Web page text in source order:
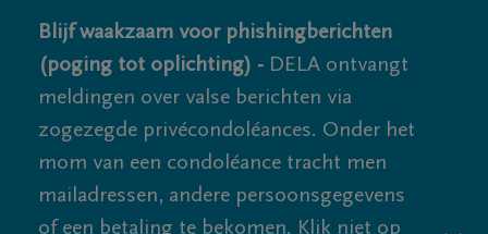
Blijf waakzaam voor phishingberichten
(poging tot oplichting) - DELA ontvangt
meldingen over valse berichten via
zogezegde privécondoléances. Onder het
mom van een condoléance tracht men
mailadressen, andere persoonsgegevens
of een betaling te bekomen. Klik niet op